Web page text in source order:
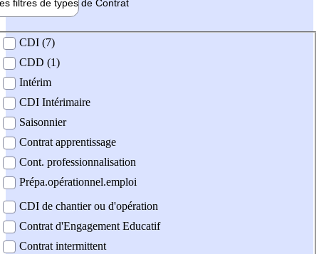
filtres de types de Contrat
contrat
CDI (7)
CDD (1)
Intérim
CDI Intérimaire
Saisonnier
Contrat apprentissage
Cont. professionnalisation
Prépa.opérationnel.emploi
CDI de chantier ou d'opération
Contrat d'Engagement Educatif
Contrat intermittent